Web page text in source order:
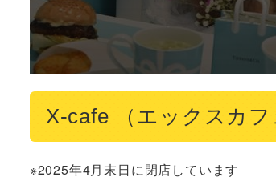
X-cafe （エックスカ
※2025年4月末日に閉店しています